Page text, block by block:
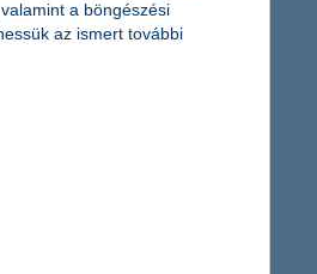
csak a földfelszíni talajrétegek
a böngészési
az ismert további